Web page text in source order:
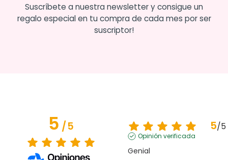
Suscríbete a nuestra newsletter y consigue un
regalo especial en tu compra de cada mes por ser
suscriptor!
5/5 5/5
Opinión verificada
Genial